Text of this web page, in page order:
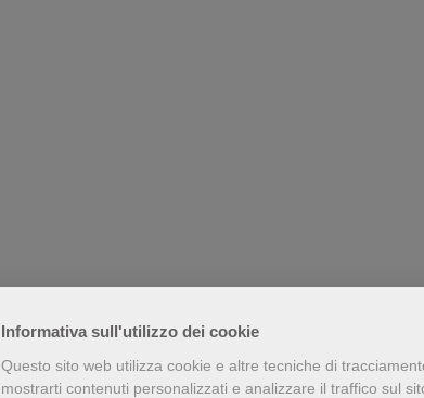
Informativa sull'utilizzo dei cookie
Questo sito web utilizza cookie e altre tecniche di
mostrarti contenuti personalizzati e analizzare il traffico sul